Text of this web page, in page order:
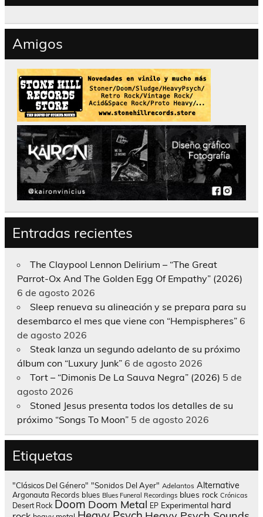
Amigos
Entradas recientes
The Claypool Lennon Delirium – “The Great
Parrot-Ox And The Golden Egg Of Empathy” (2026)
6 de agosto 2026
Sleep renueva su alineación y se prepara para su
desembarco el mes que viene con “Hempispheres” 6
de agosto 2026
Steak lanza un segundo adelanto de su próximo
álbum con “Luxury Junk” 6 de agosto 2026
Tort – “Dimonis De La Sauva Negra” (2026) 5 de
agosto 2026
Stoned Jesus presenta todos los detalles de su
próximo “Songs To Moon” 5 de agosto 2026
Etiquetas
"Clásicos Del Género" "Sonidos Del Ayer" Adelantos Alternative
Argonauta Records blues Blues Funeral Recordings blues rock Crónicas
Desert Rock Doom Doom Metal EP Experimental hard